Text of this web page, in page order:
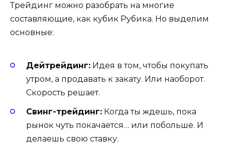
Трейдинг можно разобрать на многие
составляющие, как кубик Рубика. Но выделим
основные:
Дейтрейдинг: Идея в том, чтобы покупать
утром, а продавать к закату. Или наоборот.
Скорость решает.
Свинг-трейдинг: Когда ты ждешь, пока
рынок чуть покачается… или побольше. И
делаешь свою ставку.